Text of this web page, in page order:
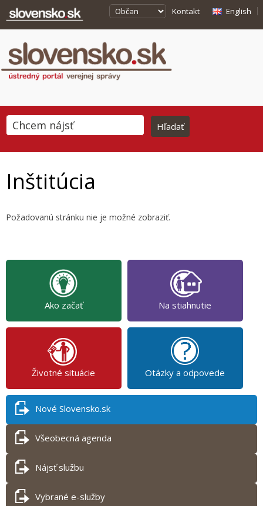
Kontakt English
Inštitúcia
Požadovanú stránku nie je možné zobraziť.
Ako začať Na stiahnutie
Životné situácie Otázky a odpovede
Nové Slovensko.sk
Všeobecná agenda
Nájsť službu
Vybrané e-služby